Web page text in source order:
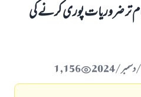
تر ضروریات پوری کرنے کی
1,156